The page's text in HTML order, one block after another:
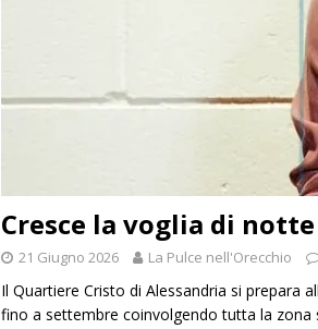
Cresce la voglia di
21 Giugno 2026 La Pulce nell'Orecchio
Il Quartiere Cristo di Alessandria si prepara
fino a settembre coinvolgendo tutta la zona